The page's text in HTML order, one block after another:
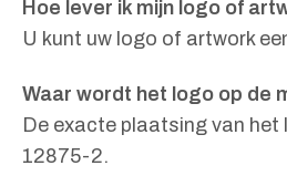
Hoe lever ik mijn logo of
U kunt uw logo of artwork
Waar wordt het logo op de
De exacte plaatsing van
12875-2.